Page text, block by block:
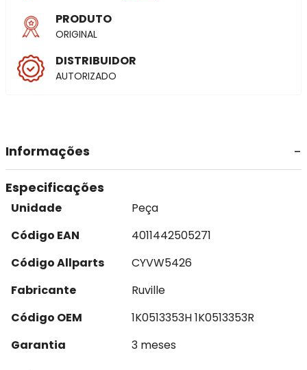
PRODUTO
ORIGINAL
DISTRIBUIDOR
AUTORIZADO
Informações
Especificações
Unidade
Peça
Código EAN
4011442505271
Código Allparts
CYVW5426
Fabricante
Ruville
Código OEM
1K0513353H 1K0513353R
Garantia
3 meses